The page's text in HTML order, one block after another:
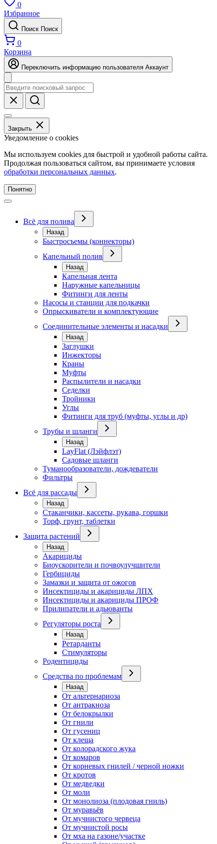
0
Избранное
Поиск Поиск
0
Корзина
Переключить информацию пользователя Аккаунт
Закрыть
Уведомление о cookies
Мы используем cookies для быстрой и удобной работы сайта.
Продолжая пользоваться сайтом, вы принимаете условия
обработки персональных данных.
Понятно
Всё для полива
Назад
Быстросъемы (коннекторы)
Капельный полив
Назад
Капельная лента
Наружные капельницы
Фитинги для ленты
Насосы и станции для подкачки
Опрыскиватели и комплектующие
Соединительные элементы и насадки
Назад
Заглушки
Инжекторы
Краны
Муфты
Распылители и насадки
Седелки
Тройники
Углы
Фитинги для труб (муфты, углы и др)
Трубы и шланги
Назад
LayFlat (Лэйфлэт)
Садовые шланги
Туманообразователи, дождеватели
Фильтры
Всё для рассады
Назад
Стаканчики, кассеты, рукава, горшки
Торф, грунт, таблетки
Защита растений
Назад
Акарициды
Биоускорители и почвоулучшители
Гербициды
Замазки и защита от ожогов
Инсектициды и акарициды ЛПХ
Инсектициды и акарициды ПРОФ
Прилипатели и адьюванты
Регуляторы роста
Назад
Ретарданты
Стимуляторы
Родентициды
Средства по проблемам
Назад
От альтернариоза
От антракноза
От белокрылки
От гнили
От гусениц
От клеща
От колорадского жука
От комаров
От корневых гнилей / черной ножки
От кротов
От медведки
От моли
От монолиоза (плодовая гниль)
От муравьёв
От мучнистого червеца
От мучнистой росы
От мха на газоне/участке